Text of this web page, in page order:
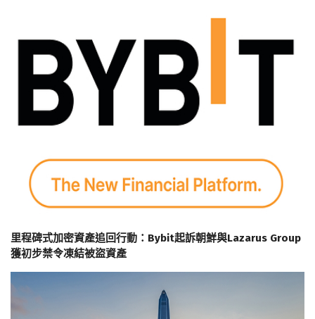
里程碑式加密資產追回行動：Bybit起訴朝鮮與Lazarus Group
獲初步禁令凍結被盜資產